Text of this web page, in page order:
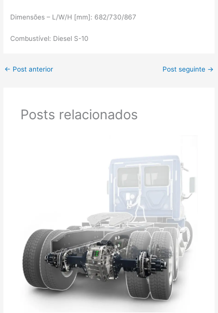
Dimensões – L/W/H [mm]: 682/730/867
Combustível: Diesel S-10
← Post anterior Post seguinte →
Posts relacionados